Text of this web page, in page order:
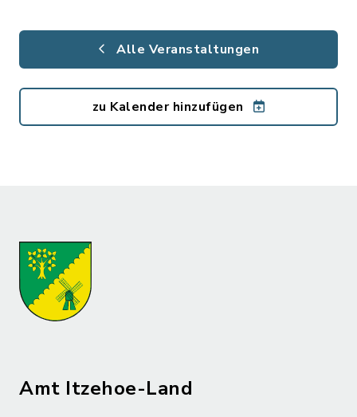
Alle Veranstaltungen
zu Kalender hinzufügen
Amt Itzehoe-Land